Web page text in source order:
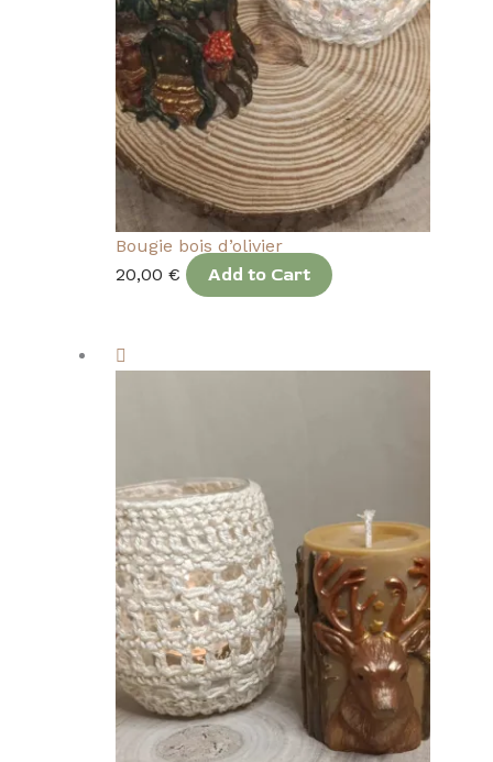
Bougie bois d’olivier
20,00 € Add to Cart